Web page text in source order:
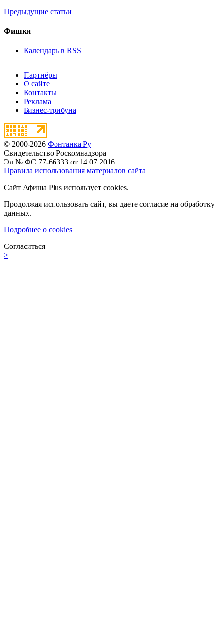
Предыдущие статьи
Фишки
Календарь в RSS
Партнёры
О сайте
Контакты
Реклама
Бизнес-трибуна
© 2000-2026 Фонтанка.Ру
Свидетельство Роскомнадзора
Эл № ФС 77-66333 от 14.07.2016
Правила использования материалов сайта
Сайт Афиша Plus использует cookies.
Продолжая использовать сайт, вы даете согласие на обработку
данных.
Подробнее о cookies
Согласиться
>